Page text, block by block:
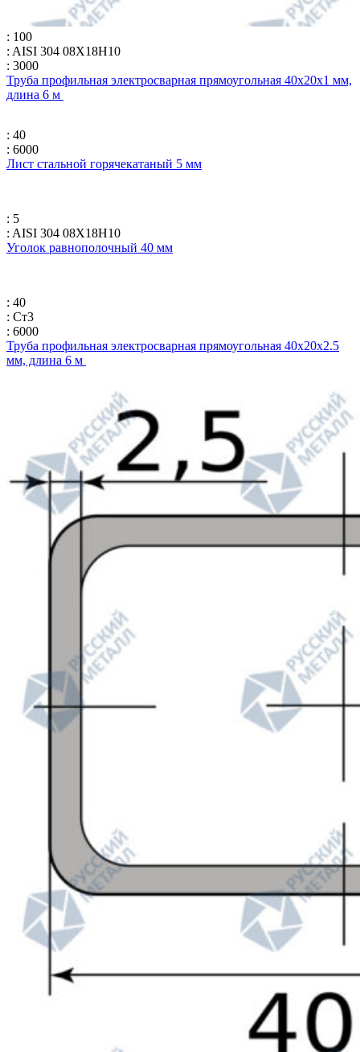
: 100
: AISI 304 08Х18Н10
: 3000
Труба профильная электросварная прямоугольная 40х20х1 мм,
длина 6 м
: 40
: 6000
Лист стальной горячекатаный 5 мм
: 5
: AISI 304 08Х18Н10
Уголок равнополочный 40 мм
: 40
: Ст3
: 6000
Труба профильная электросварная прямоугольная 40х20х2.5
мм, длина 6 м